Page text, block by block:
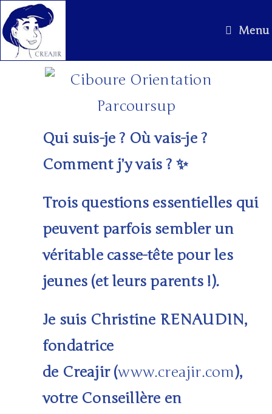
Menu
Qui suis-je ? Où vais-je ?
Comment j’y vais ? ✨
Trois questions essentielles qui
peuvent parfois sembler un
véritable casse-tête pour les
jeunes (et leurs parents !).
Je suis Christine RENAUDIN,
fondatrice
de Creajir(www.creajir.com),
votre Conseillère en